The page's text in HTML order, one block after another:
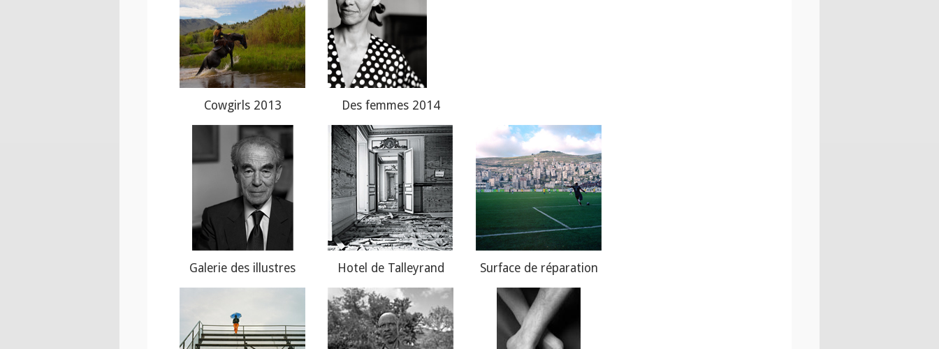
Cowgirls2013 Des femmes2014
Galerie des illustres Hotel de Talleyrand Surface de réparation